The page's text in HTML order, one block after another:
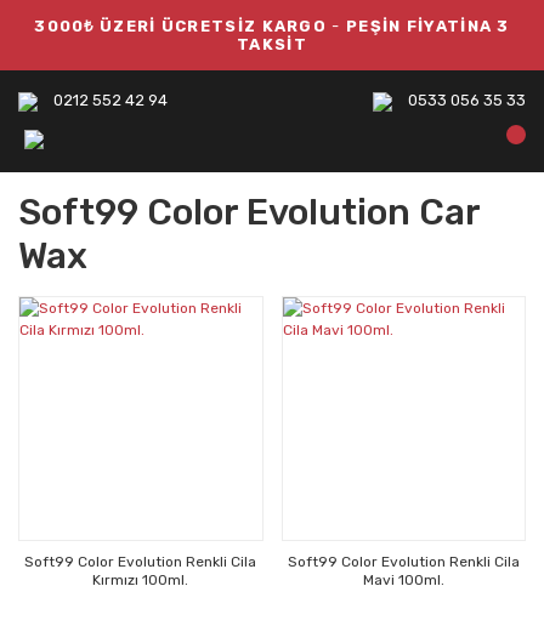
3000₺ ÜZERİ ÜCRETSİZ KARGO - PEŞİN FİYATİNA 3
TAKSİT
0212 552 42 94 0533 056 35 33
Soft99 Color Evolution Car
Wax
Soft99 Color Evolution Renkli Cila
Kırmızı 100ml.
Soft99 Color Evolution Renkli Cila
Mavi 100ml.